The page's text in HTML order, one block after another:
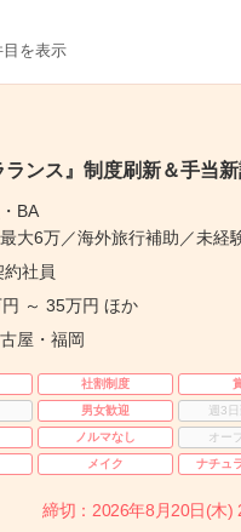
目を表示
ンス』制度刷新＆手当
BA
最大6万／海外旅行補助／未経
社員
円 ～ 35万円 ほか
屋・福岡
社割制度
男女歓迎 週3
ノルマなし オー
メイク ナチュ
締切：2026年8月20日(木)